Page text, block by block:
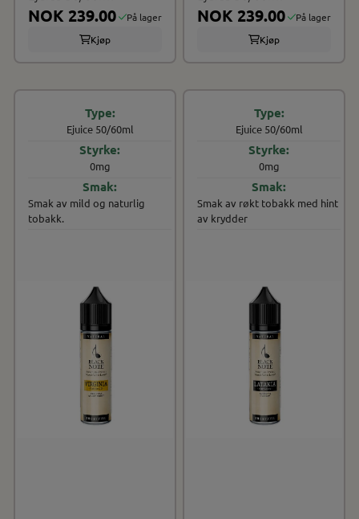
NOK 239.00
På lager
Kjøp
NOK 239.00
På lager
Kjøp
Ejuice 50/60ml
0mg
Smak av mild og naturlig
tobakk.
Ejuice 50/60ml
0mg
Smak av røkt tobakk med hint
av krydder